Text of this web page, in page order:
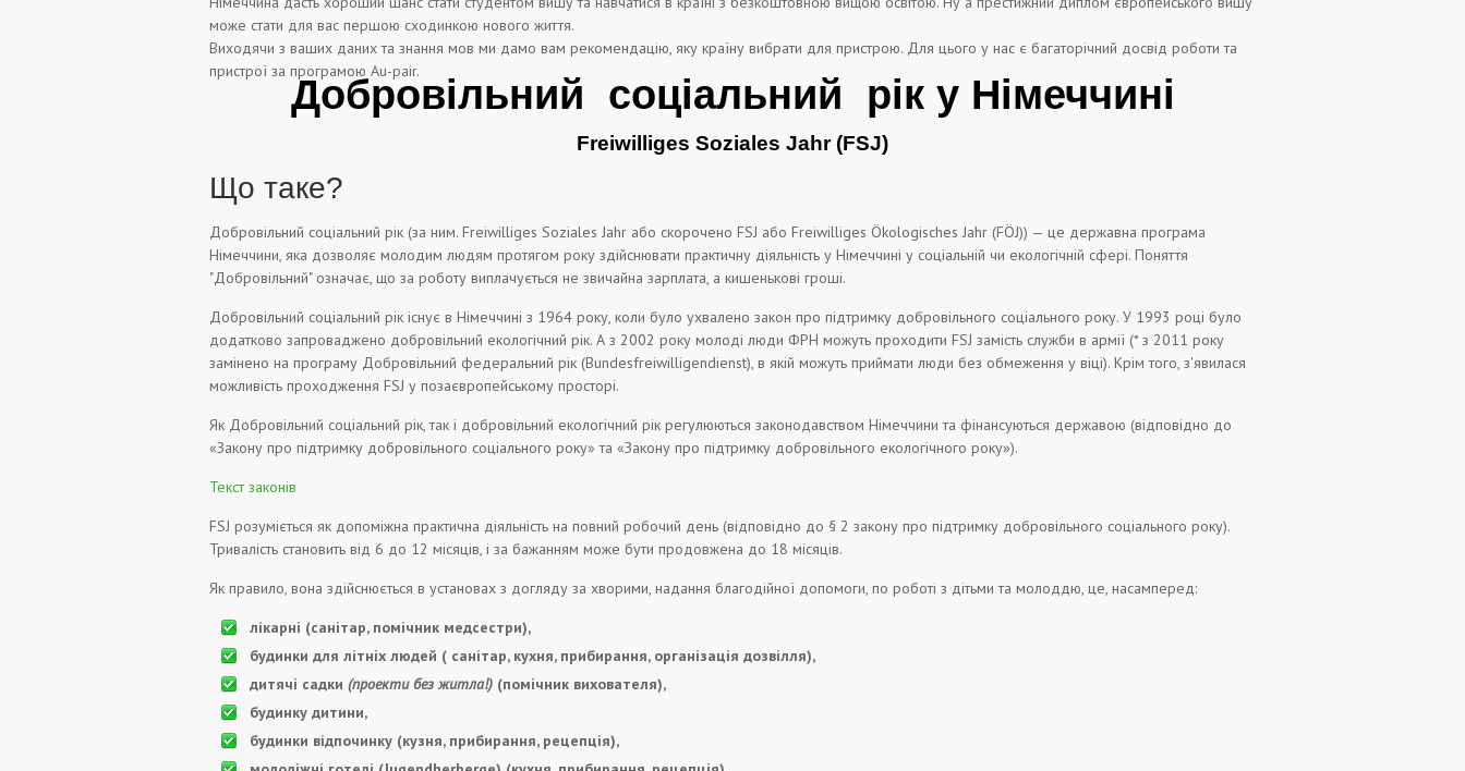
може стати для вас першою сходинкою нового життя.
Виходячи з ваших даних та знання мов ми дамо вам рекомендацію, яку країну вибрати для пристрою. Для цього у нас є багаторічний досвід роботи та
пристрої за програмою Au-pair.
Добровільний соціальний рік у Німеччині
Freiwilliges Soziales Jahr (FSJ)
Що таке?
Добровільний соціальний рік (за ним. Freiwilliges Soziales Jahr або скорочено FSJ або Freiwilliges Ökologisches Jahr (FÖJ)) — це державна програма
Німеччини, яка дозволяє молодим людям протягом року здійснювати практичну діяльність у Німеччині у соціальній чи екологічній сфері. Поняття
"Добровільний" означає, що за роботу виплачується не звичайна зарплата, а кишенькові гроші.
Добровільний соціальний рік існує в Німеччині з 1964 року, коли було ухвалено закон про підтримку добровільного соціального року. У 1993 році було
додатково запроваджено добровільний екологічний рік. А з 2002 року молоді люди ФРН можуть проходити FSJ замість служби в армії (* з 2011 року
замінено на програму Добровільний федеральний рік (Bundesfreiwilligendienst), в якій можуть приймати люди без обмеження у віці). Крім того, з'явилася
можливість проходження FSJ у позаєвропейському просторі.
Як Добровільний соціальний рік, так і добровільний екологічний рік регулюються законодавством Німеччини та фінансуються державою (відповідно до
«Закону про підтримку добровільного соціального року» та «Закону про підтримку добровільного екологічного року»).
Текст законів
FSJ розуміється як допоміжна практична діяльність на повний робочий день (відповідно до § 2 закону про підтримку добровільного соціального року).
Тривалість становить від 6 до 12 місяців, і за бажанням може бути продовжена до 18 місяців.
Як правило, вона здійснюється в установах з догляду за хворими, надання благодійної допомоги, по роботі з дітьми та молоддю, це, насамперед:
лікарні (санітар, помічник медсестри),
будинки для літніх людей ( санітар, кухня, прибирання, організація дозвілля),
дитячі садки (проекти без житла!) (помічник вихователя),
будинку дитини,
будинки відпочинку (кузня, прибирання, рецепція),